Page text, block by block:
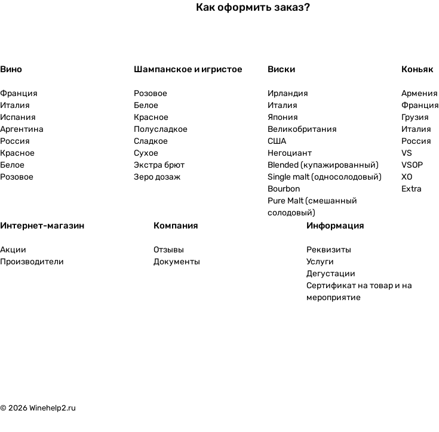
Как оформить заказ?
Вино
Франция
Италия
Испания
Аргентина
Россия
Красное
Белое
Розовое
Шампанское и игристое
Розовое
Белое
Красное
Полусладкое
Сладкое
Сухое
Экстра брют
Зеро дозаж
Виски
Ирландия
Италия
Япония
Великобритания
США
Негоциант
Blended (купажированный)
Single malt (односолодовый)
Bourbon
Pure Malt (смешанный
солодовый)
Коньяк
Армения
Франция
Грузия
Италия
Россия
VS
VSOP
XO
Extra
Интернет-магазин
Акции
Производители
Компания
Отзывы
Документы
Информация
Реквизиты
Услуги
Дегустации
Сертификат на товар и на
мероприятие
© 2026 Winehelp2.ru